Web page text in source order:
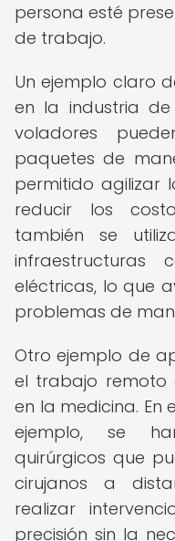
persona esté
de trabajo.
Un ejemplo claro
en la industria
voladores
paquetes de
permitido agilizar
reducir los
también se
infraestructuras
eléctricas, lo que
problemas de
Otro ejemplo de
el trabajo remoto
en la medicina.
ejemplo, se
quirúrgicos que
cirujanos a
realizar
precisión sin la